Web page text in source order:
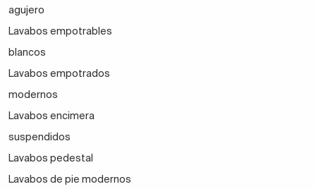
agujero
Lavabos empotrables
blancos
Lavabos empotrados
modernos
Lavabos encimera
suspendidos
Lavabos pedestal
Lavabos de pie modernos